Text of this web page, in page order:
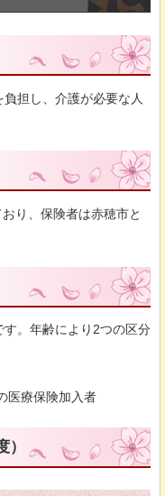
担し、介護が必要な人
り、保険者は赤穂市と
。年齢により2つの区分
医療保険加入者